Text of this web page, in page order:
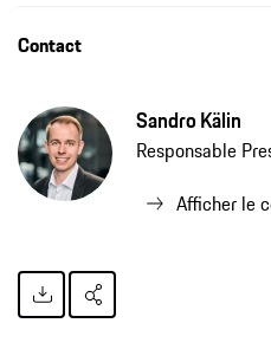
Contact
Sandro Kälin
Responsable
Afficher le